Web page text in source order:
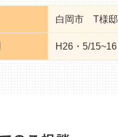
白岡市 T様邸
H26・5/15~16